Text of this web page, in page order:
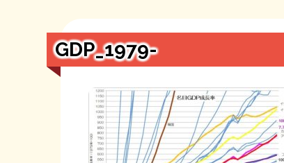
用語集
GDP_1979-